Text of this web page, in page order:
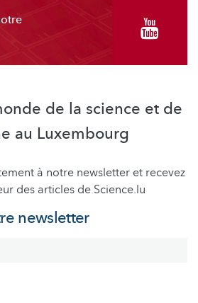
de la science et de
au Luxembourg
à notre newsletter et recevez
des articles de Science.lu
newsletter